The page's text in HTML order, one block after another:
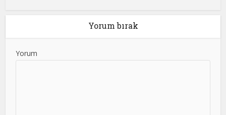
Yorum bırak
Yorum